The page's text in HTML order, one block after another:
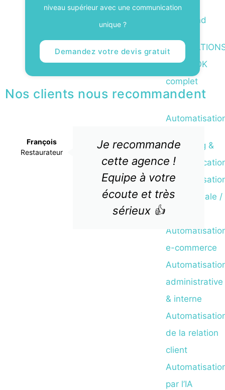
/Site
marchand
: Le BOOK
complet
Marketing &
commerciale /
e-commerce
administrative
& interne
de la relation
client
par l’IA
niveau supérieur avec une communication
unique ?
Demandez votre devis gratuit
Nos clients nous recommandent
Je recommande
cette agence !
Equipe à votre
écoute et très
sérieux 👍
François
Restaurateur